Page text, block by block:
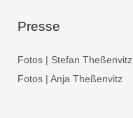
Presse
Fotos | Stefan Theßenvitz
Fotos | Anja Theßenvitz